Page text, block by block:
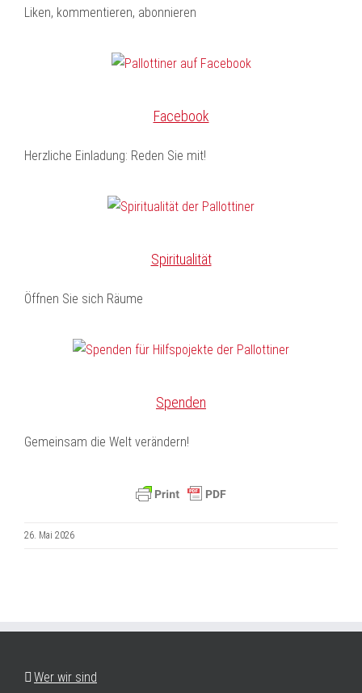
Liken, kommentieren, abonnieren
Facebook
Herzliche Einladung: Reden Sie mit!
Spiritualität
Öffnen Sie sich Räume
Spenden
Gemeinsam die Welt verändern!
26. Mai 2026
Wer wir sind